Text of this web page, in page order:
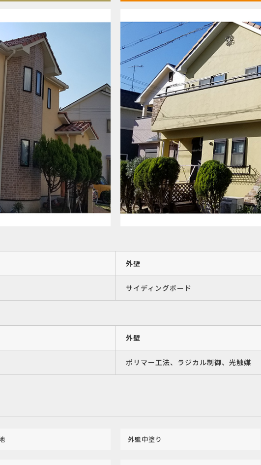
外壁
サイディングボード
外壁
ポリマー工法、ラジカル制御、光触媒
外壁中塗り